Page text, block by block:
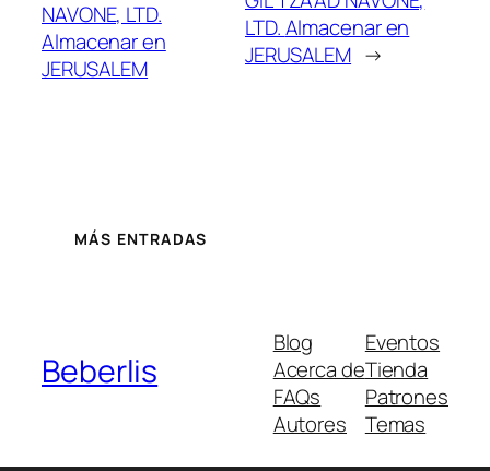
NAVONE, LTD.
Almacenar en
JERUSALEM
LTD.Almacenar en
JERUSALEM →
MÁS ENTRADAS
Beberlis
Blog
Acerca de
FAQs
Autores
Eventos
Tienda
Patrones
Temas